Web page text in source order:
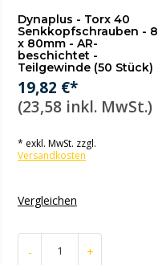
Dynaplus - Torx 40
Senkkopfschrauben - 8
x 80mm - AR-
beschichtet -
Teilgewinde (50 Stück)
19,82 €*
(23,58 inkl. MwSt.)
* exkl. MwSt. zzgl.
Versandkosten
Vergleichen
- +